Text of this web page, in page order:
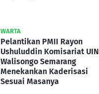
WARTA
Pelantikan PMII Rayon
Ushuluddin Komisariat UIN
Walisongo Semarang
Menekankan Kaderisasi
Sesuai Masanya